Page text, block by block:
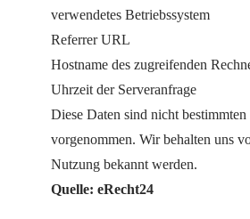
verwendetes Betriebssystem
Referrer URL
Hostname des zugreifenden
Uhrzeit der Serveranfrage
Diese Daten sind nicht
vorgenommen. Wir behalten uns
Nutzung bekannt werden.
Quelle: eRecht24